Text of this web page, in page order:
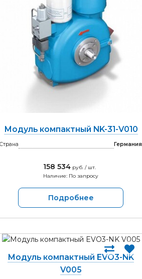
Модуль компактный NK-31-V010
Страна Германия
158 534 руб. / шт.
Наличие: По запросу
Подробнее
Модуль компактный EVO3-NK
V005